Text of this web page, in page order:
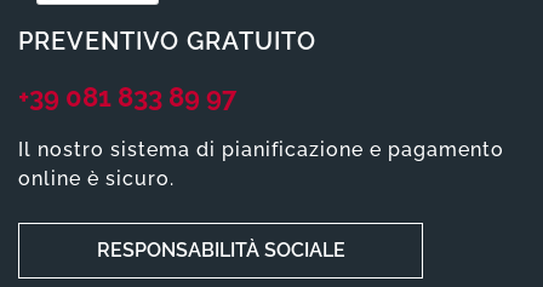
PREVENTIVO GRATUITO
+39 081 833 89 97
Il nostro sistema di pianificazione e pagamento
online è sicuro.
RESPONSABILITÀ SOCIALE